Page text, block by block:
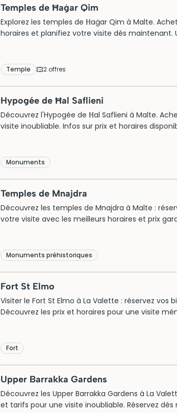
Temples de Ħaġar Qim
Explorez les temples de Ħaġar Qim à Malte.
horaires et planifiez votre visite dès maintenant.
Temple 2 offres
Hypogée de Ħal Saflieni
Découvrez l'Hypogée de Ħal Saflieni à Malte.
visite inoubliable. Infos sur prix et horaires
Monuments
Temples de Mnajdra
Découvrez les temples de Mnajdra à Malte :
votre visite avec les meilleurs horaires et prix
Monuments préhistoriques
Fort St Elmo
Visiter le Fort St Elmo à La Valette : réservez vos
Découvrez les prix et horaires pour une visite
Fort
Upper Barrakka Gardens
Découvrez les Upper Barrakka Gardens à La
et tarifs pour une visite inoubliable. Réservez